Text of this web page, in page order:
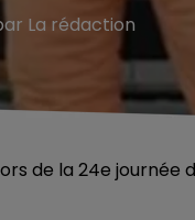
La rédaction
de la 24e journée